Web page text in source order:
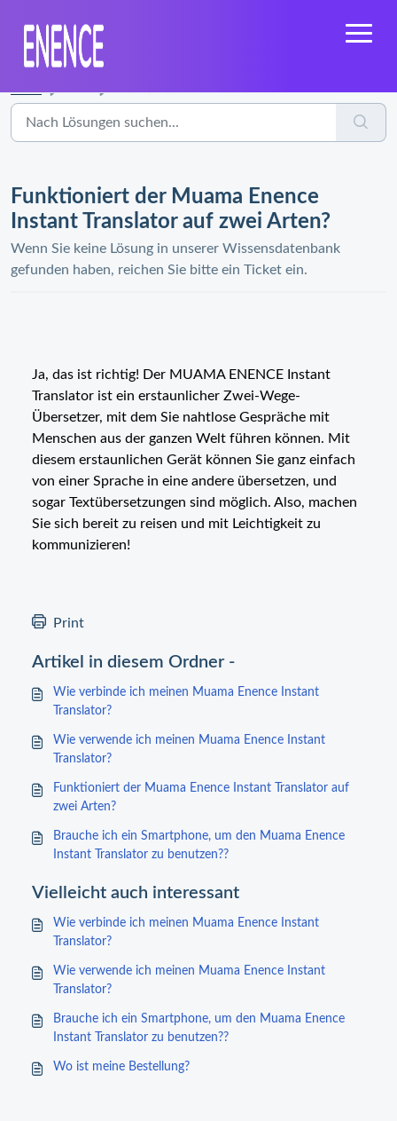
Funktioniert der Muama Enence
Instant Translator auf zwei Arten?
Wenn Sie keine Lösung in unserer Wissensdatenbank
gefunden haben, reichen Sie bitte ein Ticket ein.
Ja, das ist richtig! Der MUAMA ENENCE Instant
Translator ist ein erstaunlicher Zwei-Wege-
Übersetzer, mit dem Sie nahtlose Gespräche mit
Menschen aus der ganzen Welt führen können. Mit
diesem erstaunlichen Gerät können Sie ganz einfach
von einer Sprache in eine andere übersetzen, und
sogar Textübersetzungen sind möglich. Also, machen
Sie sich bereit zu reisen und mit Leichtigkeit zu
kommunizieren!
Print
Artikel in diesem Ordner -
Wie verbinde ich meinen Muama Enence Instant
Translator?
Wie verwende ich meinen Muama Enence Instant
Translator?
Funktioniert der Muama Enence Instant Translator auf
zwei Arten?
Brauche ich ein Smartphone, um den Muama Enence
Instant Translator zu benutzen??
Vielleicht auch interessant
Wie verbinde ich meinen Muama Enence Instant
Translator?
Wie verwende ich meinen Muama Enence Instant
Translator?
Brauche ich ein Smartphone, um den Muama Enence
Instant Translator zu benutzen??
Wo ist meine Bestellung?